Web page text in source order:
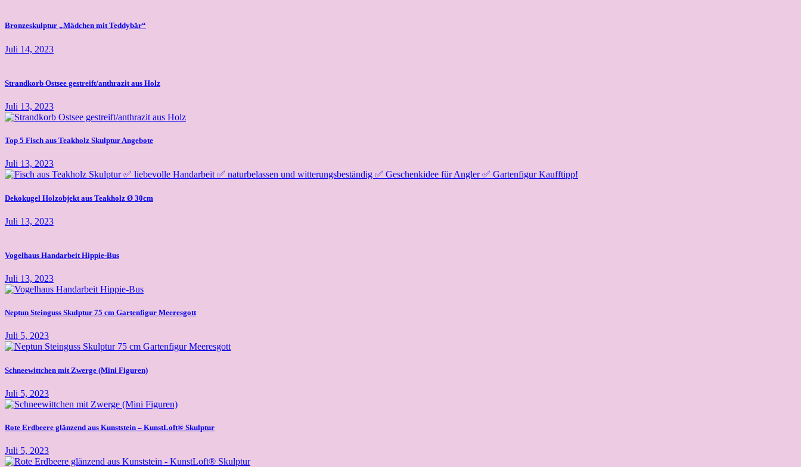
Bronzeskulptur „Mädchen mit Teddybär“
Juli 14, 2023
Strandkorb Ostsee gestreift/anthrazit aus Holz
Juli 13, 2023
Top 5 Fisch aus Teakholz Skulptur Angebote
Juli 13, 2023
Dekokugel Holzobjekt aus Teakholz Ø 30cm
Juli 13, 2023
Vogelhaus Handarbeit Hippie-Bus
Juli 13, 2023
Neptun Steinguss Skulptur 75 cm Gartenfigur Meeresgott
Juli 5, 2023
Schneewittchen mit Zwerge (Mini Figuren)
Juli 5, 2023
Rote Erdbeere glänzend aus Kunststein – KunstLoft® Skulptur
Juli 5, 2023